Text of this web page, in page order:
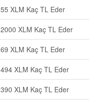
55 XLM Kaç TL Eder
2000 XLM Kaç TL Eder
69 XLM Kaç TL Eder
494 XLM Kaç TL Eder
390 XLM Kaç TL Eder